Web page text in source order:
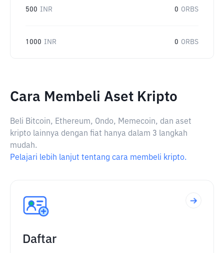
500 INR 0 ORBS
1000 INR 0 ORBS
Cara Membeli Aset Kripto
Beli Bitcoin, Ethereum, Ondo, Memecoin, dan aset
kripto lainnya dengan fiat hanya dalam 3 langkah
mudah.
Pelajari lebih lanjut tentang cara membeli kripto.
Daftar